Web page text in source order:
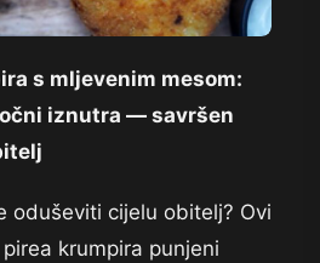
s mljevenim mesom:
iznutra — savršen
oduševiti cijelu obitelj? Ovi
krumpira punjeni